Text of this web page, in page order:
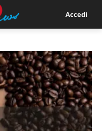
Accedi